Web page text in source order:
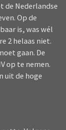
de Nederlandse
Op de
is, was wél
2 helaas niet.
gaan. De
op te nemen.
uit de hoge